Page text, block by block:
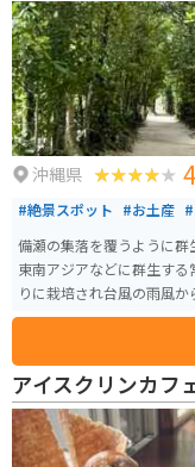
沖縄県 4
#絶景スポット #お土産
備瀬の集落を覆うように
東南アジアなどに群生す
りに栽培され台風の雨風からも集落を
ルで巡ることも可能で、
海辺に出ると晴れた日は正
アイスクリンカフ